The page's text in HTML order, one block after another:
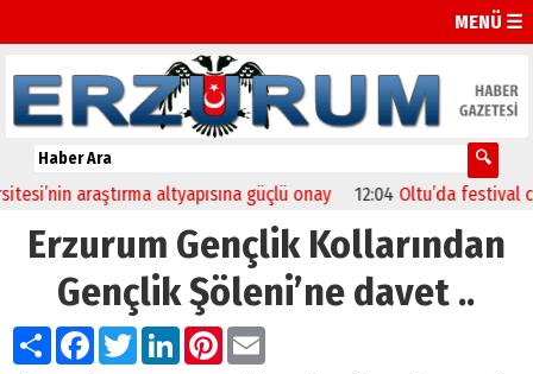
MENÜ ☰
araştırma altyapısına güçlü onay 12:04 Oltu’da festival
Erzurum Gençlik Kollarından
Gençlik Şöleni’ne davet ..
PaylaşFacebook
TwitterLinkedIn
Pinterest
Email